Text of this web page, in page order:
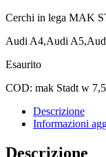
Cerchi in lega MAK
Audi A4,Audi
Esaurito
COD: mak Stadt w
Descrizione
Informazioni
Descrizione